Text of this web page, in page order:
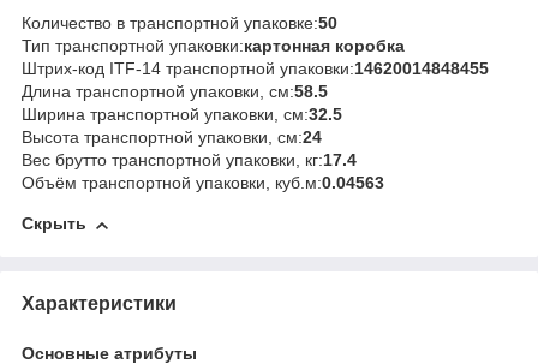
Количество в транспортной упаковке:50
Тип транспортной упаковки:картонная коробка
Штрих-код ITF-14 транспортной упаковки:14620014848455
Длина транспортной упаковки, см:58.5
Ширина транспортной упаковки, см:32.5
Высота транспортной упаковки, см:24
Вес брутто транспортной упаковки, кг:17.4
Объём транспортной упаковки, куб.м:0.04563
Скрыть
Характеристики
Основные атрибуты